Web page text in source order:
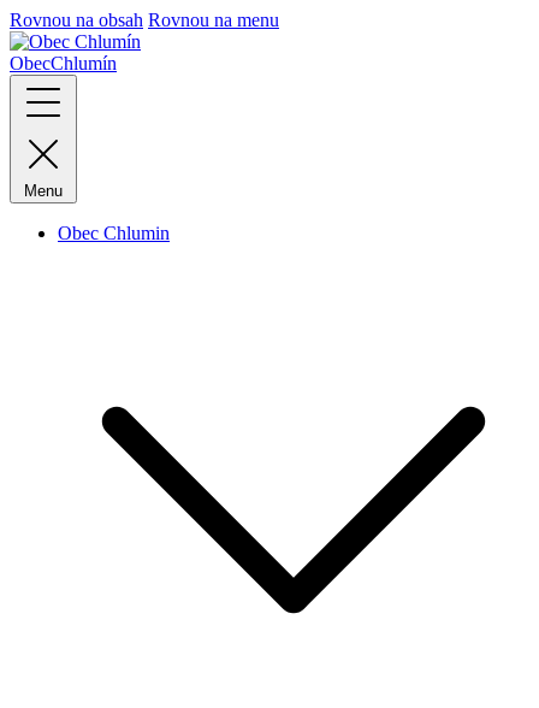
Rovnou na obsah Rovnou na menu
ObecChlumín
Menu
Obec Chlumin